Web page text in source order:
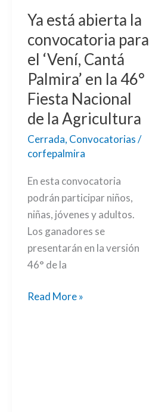
Ya está abierta la
convocatoria para
el ‘Vení, Cantá
Palmira’ en la 46°
Fiesta Nacional
de la Agricultura
Cerrada, Convocatorias/
corfepalmira
En esta convocatoria
podrán participar niños,
niñas, jóvenes y adultos.
Los ganadores se
presentarán en la versión
46° de la
en
46°
Fiesta
Nacional
de
la
Agricultura
Read More »